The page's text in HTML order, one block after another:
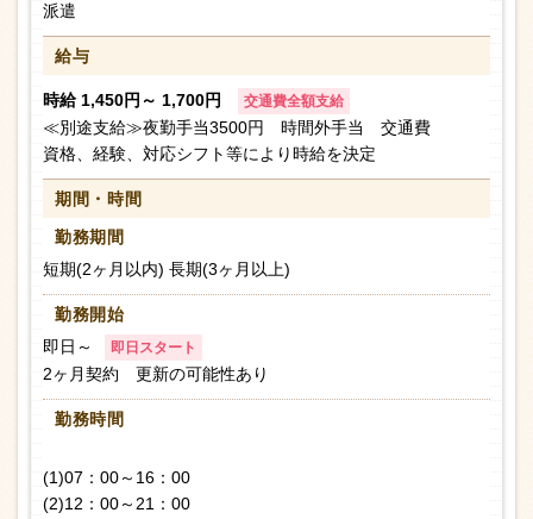
派遣
給与
時給 1,450円～ 1,700円 交通費全額支給
≪別途支給≫夜勤手当3500円 時間外手当 交通費
資格、経験、対応シフト等により時給を決定
期間・時間
勤務期間
短期(2ヶ月以内) 長期(3ヶ月以上)
勤務開始
即日～
即日スタート
2ヶ月契約 更新の可能性あり
勤務時間
(1)07：00～16：00
(2)12：00～21：00